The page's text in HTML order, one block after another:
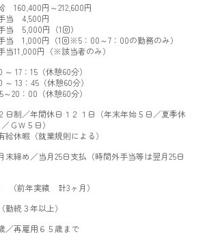
160,400円～212,600円
当 4,500円
当 5,000円（1回）
当 1,000円（1回※5：00～7：00の勤務のみ）
当11,000円（※該当者のみ）
～ 17：15（休憩60分）
～ 13：45（休憩60分）
～20：00（休憩60分）
日制／年間休日１２１日（年末年始５日／夏季休
ＧＷ５日）
給休暇（就業規則による）
末締め／当月25日支払（時間外手当等は翌月25日
（前年実績 計3ヶ月）
勤続３年以上）
／再雇用６５歳まで